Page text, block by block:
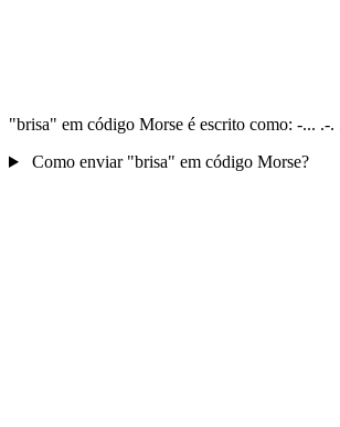
"brisa" em código Morse é escrito como: -... .-.
Como enviar "brisa" em código Morse?